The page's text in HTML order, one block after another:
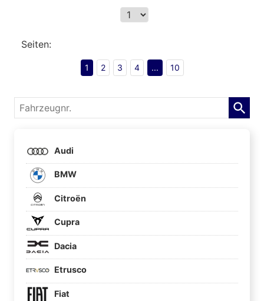
Seiten:
1 2 3 4 ... 10
Fahrzeugnr.
Audi
BMW
Citroën
Cupra
Dacia
Etrusco
Fiat